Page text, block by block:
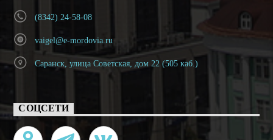
(8342) 24-58-08
vaigel@e-mordovia.ru
Саранск, улица Советская, дом 22 (505 каб.)
СОЦСЕТИ